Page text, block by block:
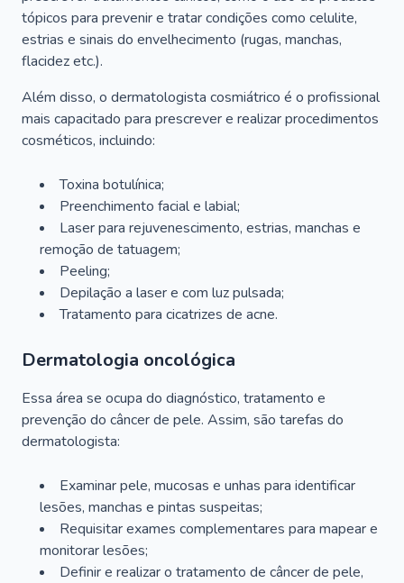
tópicos para prevenir e tratar condições como celulite,
estrias e sinais do envelhecimento (rugas, manchas,
flacidez etc.).
Além disso, o dermatologista cosmiátrico é o profissional
mais capacitado para prescrever e realizar procedimentos
cosméticos, incluindo:
Toxina botulínica;
Preenchimento facial e labial;
Laser para rejuvenescimento, estrias, manchas e
remoção de tatuagem;
Peeling;
Depilação a laser e com luz pulsada;
Tratamento para cicatrizes de acne.
Dermatologia oncológica
Essa área se ocupa do diagnóstico, tratamento e
prevenção do câncer de pele. Assim, são tarefas do
dermatologista:
Examinar pele, mucosas e unhas para identificar
lesões, manchas e pintas suspeitas;
Requisitar exames complementares para mapear e
monitorar lesões;
Definir e realizar o tratamento de câncer de pele,